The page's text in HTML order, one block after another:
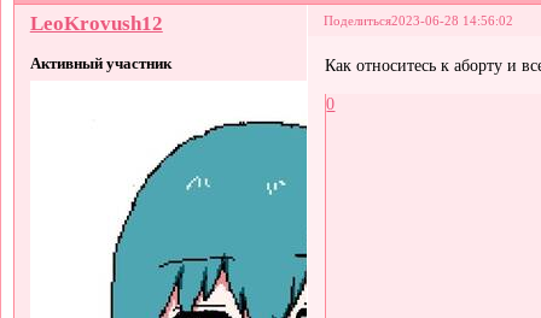
Поделиться2023-06-28 14:56:02
LeoKrovush12
Активный участник Как относитесь к аборту и
0